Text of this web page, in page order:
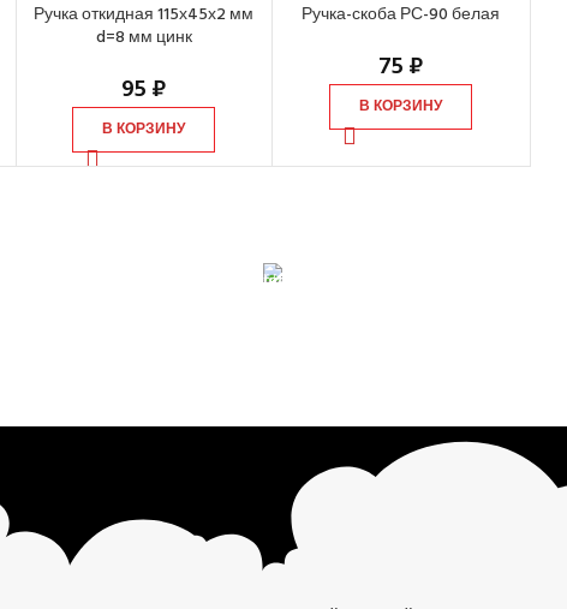
Ручка откидная 115х45х2 мм
d=8 мм цинк
95₽
В КОРЗИНУ
Ручка-скоба РС-90 белая
75₽
В КОРЗИНУ